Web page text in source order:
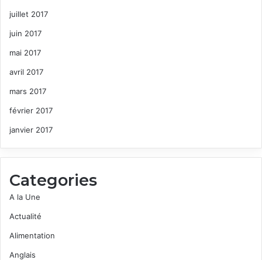
juillet 2017
juin 2017
mai 2017
avril 2017
mars 2017
février 2017
janvier 2017
Categories
A la Une
Actualité
Alimentation
Anglais